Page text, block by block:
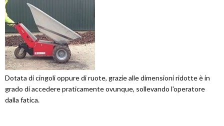
Dotata di cingoli oppure di ruote, grazie alle dimensioni ridotte è in
grado di accedere praticamente ovunque, sollevando l'operatore
dalla fatica.